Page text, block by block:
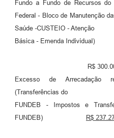
Fundo a Fundo de Recursos
Federal - Bloco de Manutenção
Saúde -CUSTEIO - Atenção
Básica - Emenda Individual)
R$
Excesso de Arrecadação
(Transferências do
FUNDEB - Impostos e
FUNDEB)
R$